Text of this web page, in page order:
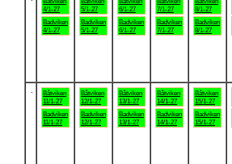
4/1-27
Badviken
4/1-27
5/1-27
Badviken
5/1-27
6/1-27
Badviken
6/1-27
7/1-27
Badviken
7/1-27
8/1-27
Badviken
8/1-27
Båtviken
11/1-27
Badviken
11/1-27
Båtviken
12/1-27
Badviken
12/1-27
Båtviken
13/1-27
Badviken
13/1-27
Båtviken
14/1-27
Badviken
14/1-27
Båtviken
15/1-27
Badviken
15/1-27